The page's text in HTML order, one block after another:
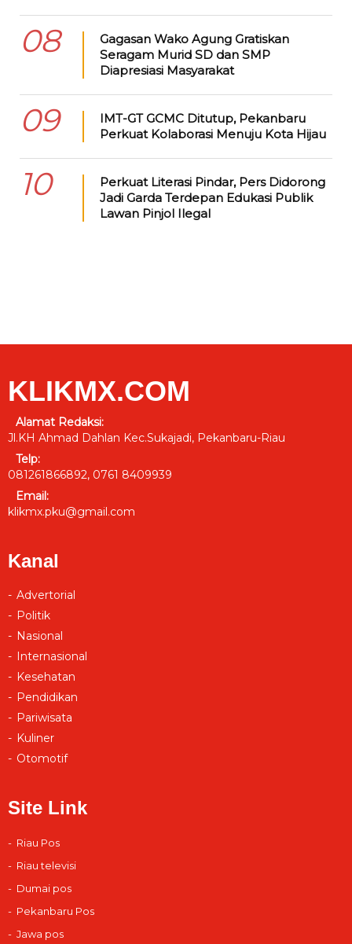
08
Gagasan Wako Agung Gratiskan
Seragam Murid SD dan SMP
Diapresiasi Masyarakat
09
IMT-GT GCMC Ditutup, Pekanbaru
Perkuat Kolaborasi Menuju Kota Hijau
10
Perkuat Literasi Pindar, Pers Didorong
Jadi Garda Terdepan Edukasi Publik
Lawan Pinjol Ilegal
KLIKMX.COM
Alamat Redaksi:
Jl.KH Ahmad Dahlan Kec.Sukajadi, Pekanbaru-Riau
Telp:
081261866892, 0761 8409939
Email:
klikmx.pku@gmail.com
Kanal
Advertorial
Politik
Nasional
Internasional
Kesehatan
Pendidikan
Pariwisata
Kuliner
Otomotif
Site Link
Riau Pos
Riau televisi
Dumai pos
Pekanbaru Pos
Jawa pos